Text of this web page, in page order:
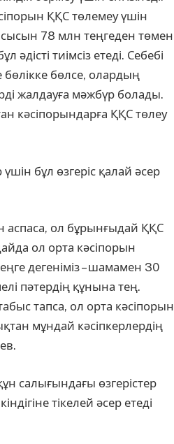
ҚҚС төлемеу үшін
78 млн теңгеден төмен
тиімсіз етеді. Себебі
бөлсе, олардың
жалдауға мәжбүр болады.
кәсіпорындарға ҚҚС төлеу
бұл өзгеріс қалай әсер
аспаса, ол бұрынғыдай ҚҚС
ол орта кәсіпорын
дегеніміз – шамамен 30
пәтердің құнына тең.
тапса, ол орта кәсіпорын
мұн­дай кәсіпкерлердің
салығындағы өзгерістер
тікелей әсер етеді